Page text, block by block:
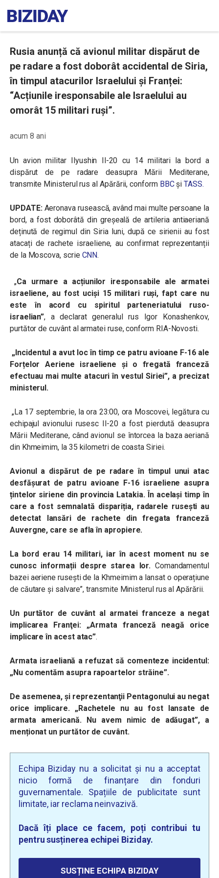
Rusia anunță că avionul militar dispărut de
pe radare a fost doborât accidental de Siria,
în timpul atacurilor Israelului și Franței:
“Acțiunile iresponsabile ale Israelului au
omorât 15 militari ruși”.
acum 8 ani
Un avion militar Ilyushin Il-20 cu 14 militari la bord a
dispărut de pe radare deasupra Mării Mediterane,
transmite Ministerul rus al Apărării, conform BBCșiTASS.
UPDATE: Aeronava rusească, având mai multe persoane la
bord, a fost doborâtă din greșeală de artileria antiaeriană
deținută de regimul din Siria luni, după ce sirienii au fost
atacați de rachete israeliene, au confirmat reprezentanții
de la Moscova, scrie CNN.
„Ca urmare a acțiunilor iresponsabile ale armatei
israeliene, au fost uciși 15 militari ruși, fapt care nu
este în acord cu spiritul parteneriatului ruso-
israelian”, a declarat generalul rus Igor Konashenkov,
purtător de cuvânt al armatei ruse, conform RIA-Novosti.
„Incidentul a avut loc în timp ce patru avioane F-16 ale
Forțelor Aeriene israeliene și o fregată franceză
efectuau mai multe atacuri în vestul Siriei”, a precizat
ministerul.
„La 17 septembrie, la ora 23:00, ora Moscovei, legătura cu
echipajul avionului rusesc Il-20 a fost pierdută deasupra
Mării Mediterane, când avionul se întorcea la baza aeriană
din Khmeimim, la 35 kilometri de coasta Siriei.
Avionul a dispărut de pe radare în timpul unui atac
desfășurat de patru avioane F-16 israeliene asupra
țintelor siriene din provincia Latakia. În același timp în
care a fost semnalată dispariția, radarele rusești au
detectat lansări de rachete din fregata franceză
Auvergne, care se afla în apropiere.
La bord erau 14 militari, iar în acest moment nu se
cunosc informații despre starea lor. Comandamentul
bazei aeriene rusești de la Khmeimim a lansat o operațiune
de căutare și salvare”, transmite Ministerul rus al Apărării.
Un purtător de cuvânt al armatei franceze a negat
implicarea Franţei: „Armata franceză neagă orice
implicare în acest atac”.
Armata israeliană a refuzat să comenteze incidentul:
„Nu comentăm asupra rapoartelor străine”.
De asemenea, şi reprezentanţii Pentagonului au negat
orice implicare. „Rachetele nu au fost lansate de
armata americană. Nu avem nimic de adăugat”, a
menționat un purtător de cuvânt.
Echipa Biziday nu a solicitat și nu a acceptat
nicio formă de finanțare din fonduri
guvernamentale. Spațiile de publicitate sunt
limitate, iar reclama neinvazivă.
Dacă îți place ce facem, poți contribui tu
pentru susținerea echipei Biziday.
SUSȚINE ECHIPA BIZIDAY